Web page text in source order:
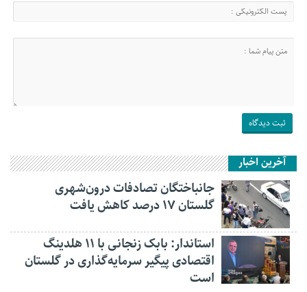
آخرین اخبار
جانباختگان تصادفات درون‌شهری
گلستان ۱۷ درصد کاهش یافت
استاندار: بابک زنجانی با ۱۱ هلدینگ
اقتصادی پیگیر سرمایه‌گذاری در گلستان
است